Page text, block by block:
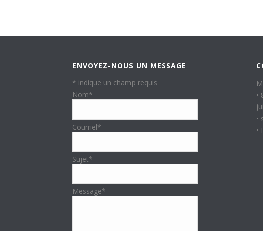
ENVOYEZ-NOUS UN MESSAGE
* indique un champ requis
Nom*
Courriel*
Sujet*
Message*
•
•
•